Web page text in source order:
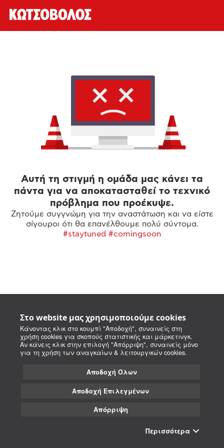
Στο website μας χρησιμοποιούμε cookies
Κάνοντας κλικ στο κουμπί "Αποδοχή", συναινείς στη
χρήση cookies για σκοπούς στατιστικής και μάρκετινγκ.
Αν κάνεις κλικ στην επιλογή "Απόρριψη", συναινείς μόνο
για τη χρήση των αναγκαίων & λειτουργικών cookies.
Αποδοχή Όλων
Αποδοχή Επιλεγμένων
Απόρριψη
Περισσότερα
Αυτή τη στιγμή η ομάδα μας κάνει τα
πάντα για να αποκατασταθεί το τεχνικό
πρόβλημα που προέκυψε.
Ζητούμε συγγνώμη για την αναστάτωση και να είστε
σίγουροι ότι θα επανέλθουμε πολύ σύντομα.
#staytuned #comingsoon